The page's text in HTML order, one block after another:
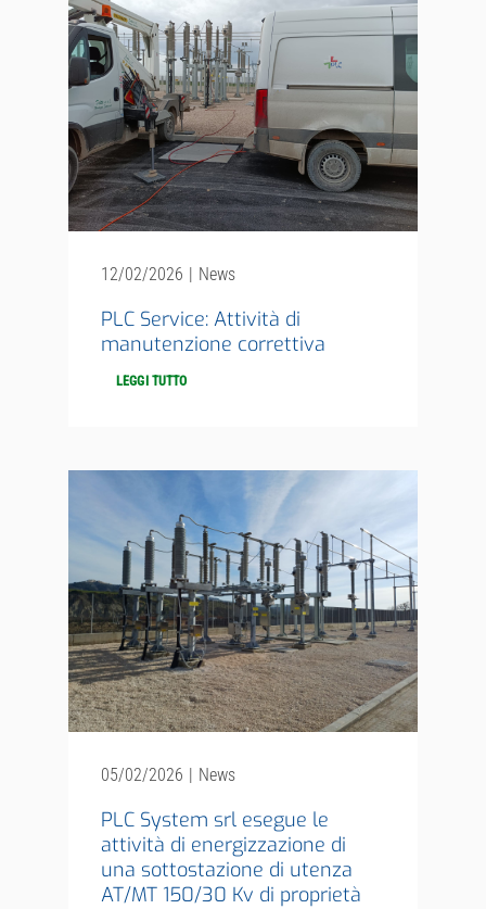
Investor Relations
Sistema interno di gestione del rischio
Lavora con noi
12/02/2026 | News
PLC Service: Attività di
manutenzione correttiva
LEGGI TUTTO
05/02/2026 | News
PLC System srl esegue le
attività di energizzazione di
una sottostazione di utenza
AT/MT 150/30 Kv di proprietà